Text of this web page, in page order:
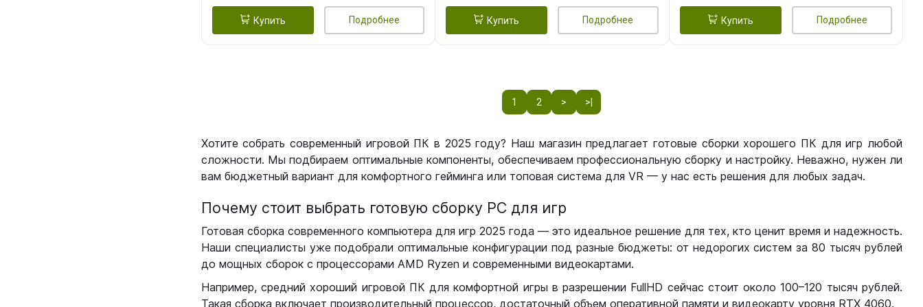
Купить Подробнее Купить Подробнее Купить Подробнее
1 2 > >|
Хотите собрать современный игровой ПК в 2025 году? Наш магазин предлагает готовые сборки хорошего ПК для игр любой
сложности. Мы подбираем оптимальные компоненты, обеспечиваем профессиональную сборку и настройку. Неважно, нужен ли
вам бюджетный вариант для комфортного гейминга или топовая система для VR — у нас есть решения для любых задач.
Почему стоит выбрать готовую сборку РС для игр
Готовая сборка современного компьютера для игр 2025 года — это идеальное решение для тех, кто ценит время и надежность.
Наши специалисты уже подобрали оптимальные конфигурации под разные бюджеты: от недорогих систем за 80 тысяч рублей
до мощных сборок с процессорами AMD Ryzen и современными видеокартами.
Например, средний хороший игровой ПК для комфортной игры в разрешении FullHD сейчас стоит около 100–120 тысяч рублей.
Такая сборка включает производительный процессор, достаточный объем оперативной памяти и видеокарту уровня RTX 4060.